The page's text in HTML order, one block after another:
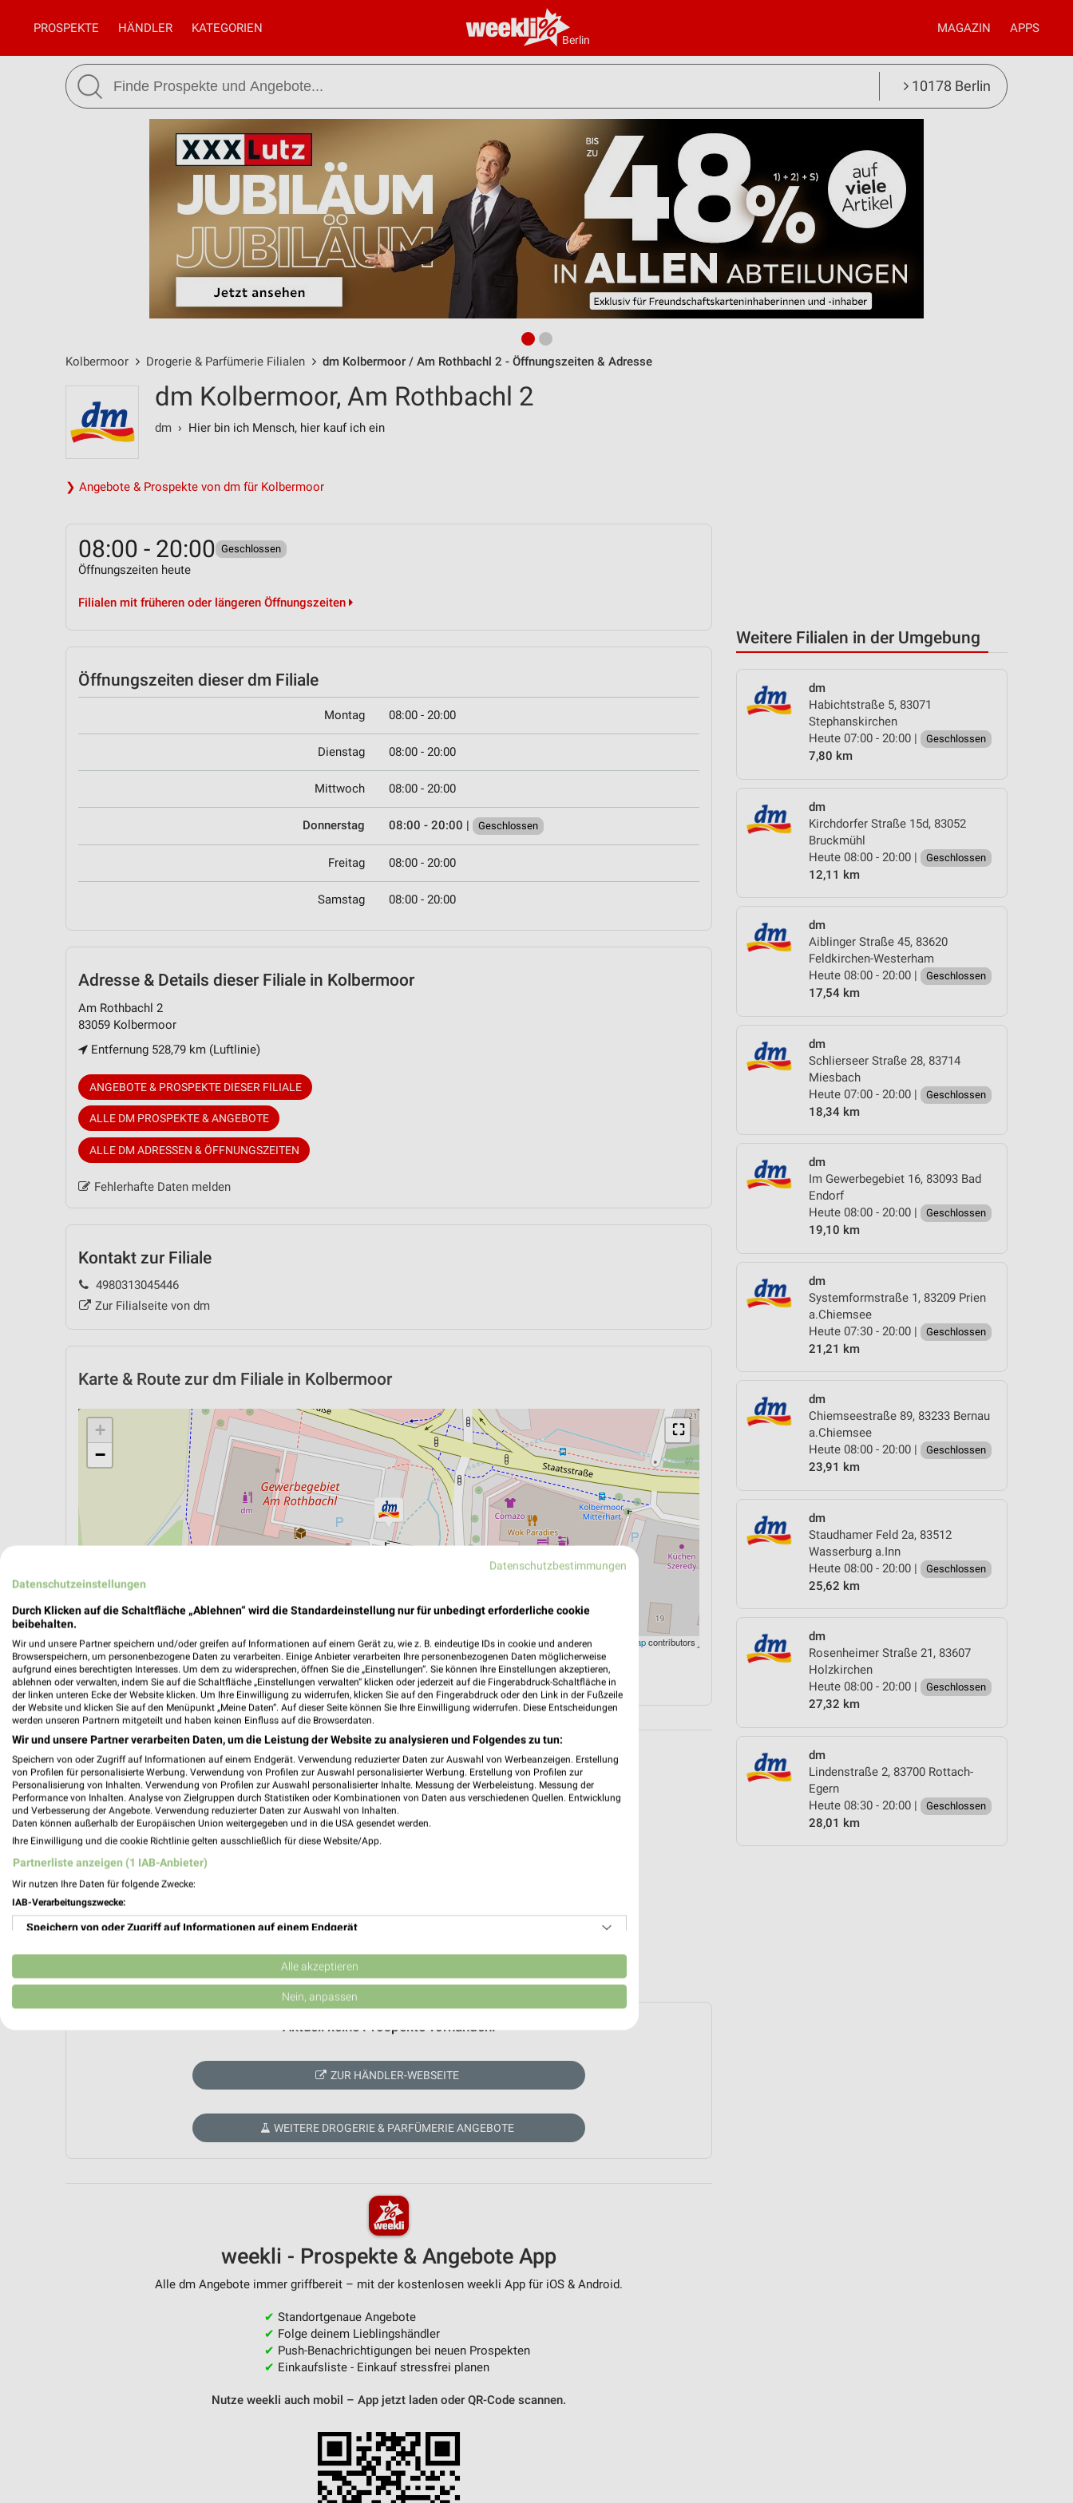
Berlin
PROSPEKTE HÄNDLER KATEGORIEN MAGAZIN APPS
10178 Berlin
Kolbermoor Drogerie & Parfümerie Filialen dm Kolbermoor / Am Rothbachl 2 - Öffnungszeiten & Adresse
Weitere Filialen in der Umgebung
dm
Habichtstraße 5, 83071
Stephanskirchen
Heute 07:00 - 20:00 |
Geschlossen
7,80 km
dm
Kirchdorfer Straße 15d, 83052
Bruckmühl
Heute 08:00 - 20:00 |
Geschlossen
12,11 km
dm
Aiblinger Straße 45, 83620
Feldkirchen-Westerham
Heute 08:00 - 20:00 |
Geschlossen
17,54 km
dm
Schlierseer Straße 28, 83714
Miesbach
Heute 07:00 - 20:00 |
Geschlossen
18,34 km
dm
Im Gewerbegebiet 16, 83093 Bad
Endorf
Heute 08:00 - 20:00 |
Geschlossen
19,10 km
dm
Systemformstraße 1, 83209 Prien
a.Chiemsee
Heute 07:30 - 20:00 |
Geschlossen
21,21 km
dm
Chiemseestraße 89, 83233 Bernau
a.Chiemsee
Heute 08:00 - 20:00 |
Geschlossen
23,91 km
dm
Staudhamer Feld 2a, 83512
Wasserburg a.Inn
Heute 08:00 - 20:00 |
Geschlossen
25,62 km
dm
Rosenheimer Straße 21, 83607
Holzkirchen
Heute 08:00 - 20:00 |
Geschlossen
27,32 km
dm
Lindenstraße 2, 83700 Rottach-
Egern
Heute 08:30 - 20:00 |
Geschlossen
28,01 km
dm Kolbermoor, Am Rothbachl 2
dm › Hier bin ich Mensch, hier kauf ich ein
❯ Angebote & Prospekte von dm für Kolbermoor
08:00 - 20:00 Geschlossen
Öffnungszeiten heute
Filialen mit früheren oder längeren Öffnungszeiten
Öffnungszeiten dieser dm Filiale
Montag 08:00 - 20:00
Dienstag 08:00 - 20:00
Mittwoch 08:00 - 20:00
Donnerstag 08:00 - 20:00 | Geschlossen
Freitag 08:00 - 20:00
Samstag 08:00 - 20:00
Adresse & Details dieser Filiale in Kolbermoor
Am Rothbachl 2
83059 Kolbermoor
Entfernung 528,79 km (Luftlinie)
ANGEBOTE & PROSPEKTE DIESER FILIALE
ALLE DM PROSPEKTE & ANGEBOTE
ALLE DM ADRESSEN & ÖFFNUNGSZEITEN
Fehlerhafte Daten melden
Kontakt zur Filiale
4980313045446
Zur Filialseite von dm
Karte & Route zur dm Filiale in Kolbermoor
⛶
+
−
Leaflet|©OpenStreetMapcontributors
ÖPNV ANZEIGEN LADESÄULEN ANZEIGEN NAVIGATION MIT GOOGLE/IOS MAPS
Aktuell keine Prospekte vorhanden.
ZUR HÄNDLER-WEBSEITE
WEITERE DROGERIE & PARFÜMERIE ANGEBOTE
weekli - Prospekte & Angebote App
Alle dm Angebote immer griffbereit – mit der kostenlosen weekli App für iOS & Android.
✔ Standortgenaue Angebote
✔ Folge deinem Lieblingshändler
✔ Push-Benachrichtigungen bei neuen Prospekten
✔ Einkaufsliste - Einkauf stressfrei planen
Nutze weekli auch mobil – App jetzt laden oder QR-Code scannen.
Datenschutzbestimmungen
Datenschutzeinstellungen
Durch Klicken auf die Schaltfläche „Ablehnen“ wird die Standardeinstellung nur für unbedingt erforderliche cookie
beibehalten.
Wir und unsere Partner speichern und/oder greifen auf Informationen auf einem Gerät zu, wie z. B. eindeutige IDs in cookie und anderen
Browserspeichern, um personenbezogene Daten zu verarbeiten. Einige Anbieter verarbeiten Ihre personenbezogenen Daten möglicherweise
aufgrund eines berechtigten Interesses. Um dem zu widersprechen, öffnen Sie die „Einstellungen“. Sie können Ihre Einstellungen akzeptieren,
ablehnen oder verwalten, indem Sie auf die Schaltfläche „Einstellungen verwalten“ klicken oder jederzeit auf die Fingerabdruck-Schaltfläche in
der linken unteren Ecke der Website klicken. Um Ihre Einwilligung zu widerrufen, klicken Sie auf den Fingerabdruck oder den Link in der Fußzeile
der Website und klicken Sie auf den Menüpunkt „Meine Daten“. Auf dieser Seite können Sie Ihre Einwilligung widerrufen. Diese Entscheidungen
werden unseren Partnern mitgeteilt und haben keinen Einfluss auf die Browserdaten.
Wir und unsere Partner verarbeiten Daten, um die Leistung der Website zu analysieren und Folgendes zu tun:
Speichern von oder Zugriff auf Informationen auf einem Endgerät. Verwendung reduzierter Daten zur Auswahl von Werbeanzeigen. Erstellung
von Profilen für personalisierte Werbung. Verwendung von Profilen zur Auswahl personalisierter Werbung. Erstellung von Profilen zur
Personalisierung von Inhalten. Verwendung von Profilen zur Auswahl personalisierter Inhalte. Messung der Werbeleistung. Messung der
Performance von Inhalten. Analyse von Zielgruppen durch Statistiken oder Kombinationen von Daten aus verschiedenen Quellen. Entwicklung
und Verbesserung der Angebote. Verwendung reduzierter Daten zur Auswahl von Inhalten.
Daten können außerhalb der Europäischen Union weitergegeben und in die USA gesendet werden.
Ihre Einwilligung und die cookie Richtlinie gelten ausschließlich für diese Website/App.
Partnerliste anzeigen (1 IAB-Anbieter)
Wir nutzen Ihre Daten für folgende Zwecke:
IAB-Verarbeitungszwecke:
Speichern von oder Zugriff auf Informationen auf einem Endgerät
Verwendung reduzierter Daten zur Auswahl von Werbeanzeigen
Erstellung von Profilen für personalisierte Werbung
Erstellung von Profilen zur Personalisierung von Inhalten
Verwendung von Profilen zur Auswahl personalisierter Inhalte
Verwendung reduzierter Daten zur Auswahl von Inhalten
Geräte anhand von aktiv angeforderten Informationen identifizieren
Alle akzeptieren
Nein, anpassen